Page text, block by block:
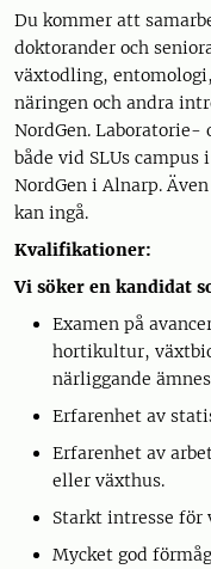
Du kommer att
doktorander och
växtodling,
näringen och andra
NordGen. Laboratorie-
både vid SLUs campus
NordGen i Alnarp.
kan ingå.
Kvalifikationer:
Vi söker en kandidat
Examen på
hortikultur,
närliggande
Erfarenhet av
Erfarenhet av
eller växthus.
Starkt intresse för
Mycket god